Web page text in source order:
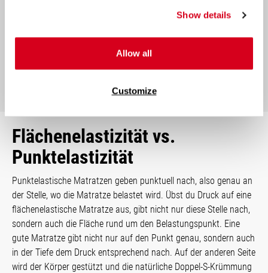
Show details
Allow all
Customize
Härtegrade mittelfest & fester
ja
Flächenelastizität vs.
Punktelastizität
Punktelastische Matratzen geben punktuell nach, also genau an
der Stelle, wo die Matratze belastet wird. Übst du Druck auf eine
flächenelastische Matratze aus, gibt nicht nur diese Stelle nach,
sondern auch die Fläche rund um den Belastungspunkt. Eine
gute Matratze gibt nicht nur auf den Punkt genau, sondern auch
in der Tiefe dem Druck entsprechend nach. Auf der anderen Seite
wird der Körper gestützt und die natürliche Doppel-S-Krümmung